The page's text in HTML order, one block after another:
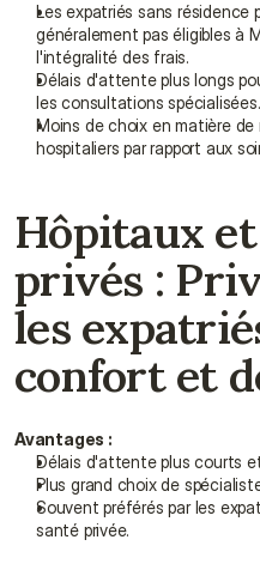
Les expatriés sans
généralement pas éligibles à
l'intégralité des frais.
Délais d'attente plus longs
les consultations spécialisées.
Moins de choix en matière
hospitaliers par rapport aux
Hôpitaux
privés :
les
confort et
Avantages :
Délais d'attente plus courts
Plus grand choix de
Souvent préférés par les
santé privée.